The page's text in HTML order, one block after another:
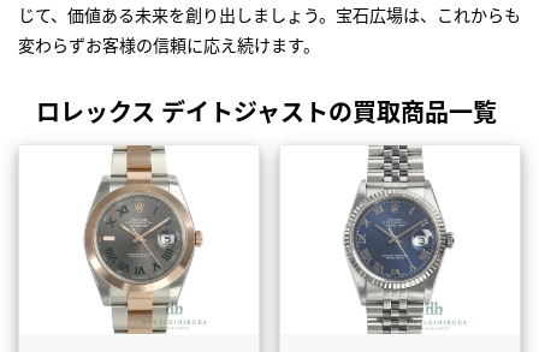
じて、価値ある未来を創り出しましょう。宝石広場は、これからも
変わらずお客様の信頼に応え続けます。
ロレックス デイトジャストの買取商品一覧